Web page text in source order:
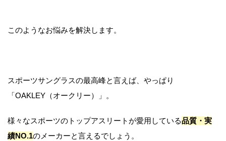
このようなお悩みを解決します。
スポーツサングラスの最高峰と言えば、やっぱり
「OAKLEY（オークリー）」。
様々なスポーツのトップアスリートが愛用している品質・実
績NO.1のメーカーと言えるでしょう。